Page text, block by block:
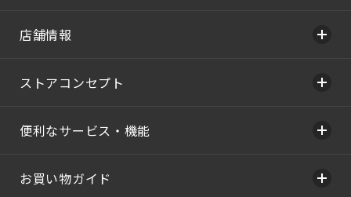
店舗情報
ストアコンセプト
便利なサービス・機能
お買い物ガイド